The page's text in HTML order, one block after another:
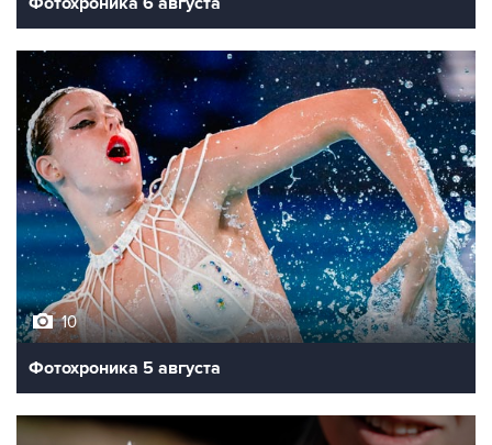
10
Фотохроника 5 августа